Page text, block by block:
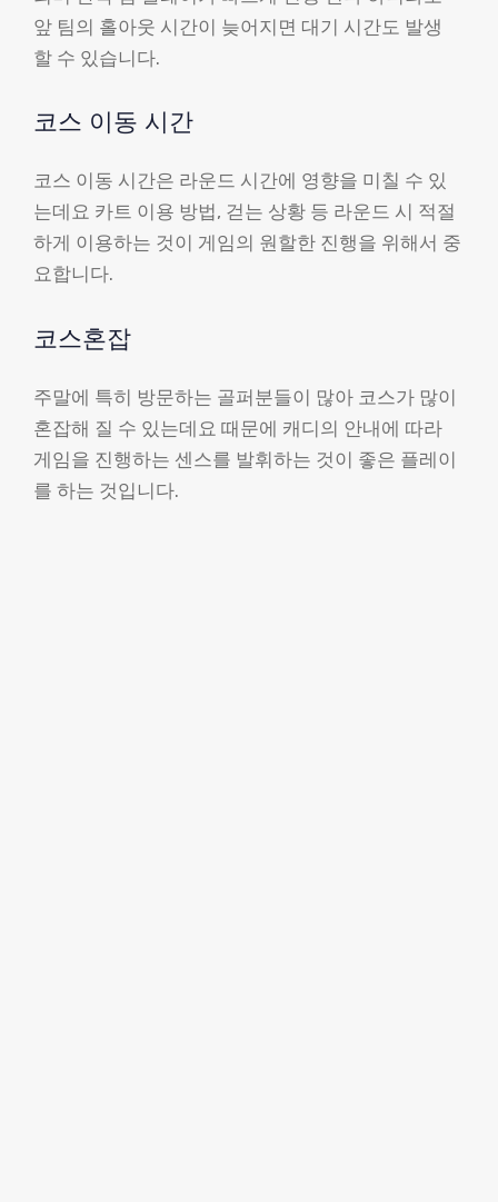
앞 팀의 홀아웃 시간이 늦어지면 대기 시간도 발생
할 수 있습니다.
코스 이동 시간
코스 이동 시간은 라운드 시간에 영향을 미칠 수 있
는데요 카트 이용 방법, 걷는 상황 등 라운드 시 적절
하게 이용하는 것이 게임의 원할한 진행을 위해서 중
요합니다.
코스혼잡
주말에 특히 방문하는 골퍼분들이 많아 코스가 많이
혼잡해 질 수 있는데요 때문에 캐디의 안내에 따라
게임을 진행하는 센스를 발휘하는 것이 좋은 플레이
를 하는 것입니다.